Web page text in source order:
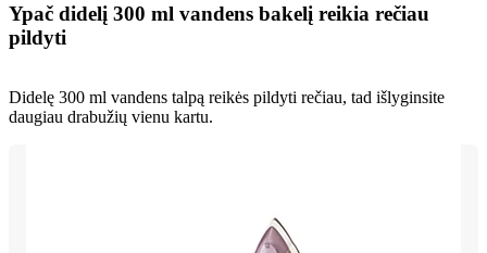
Ypač didelį 300 ml vandens bakelį reikia rečiau
pildyti
Didelę 300 ml vandens talpą reikės pildyti rečiau, tad išlyginsite
daugiau drabužių vienu kartu.